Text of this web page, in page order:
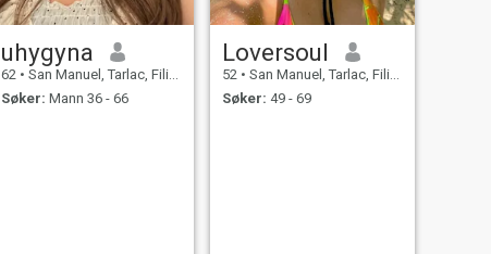
uhygyna
62 • San Manuel, Tarlac, Filippinene
Søker: Mann 36 - 66
Loversoul
52 • San Manuel, Tarlac, Filippinene
Søker: 49 - 69